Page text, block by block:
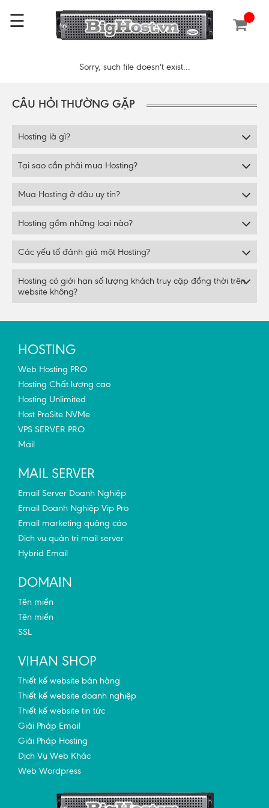
☰
Sorry, such file doesn't exist...
CÂU HỎI THƯỜNG GẶP
Hosting là gì?
Tại sao cần phải mua Hosting?
Mua Hosting ở đâu uy tín?
Hosting gồm những loại nào?
Các yếu tố đánh giá một Hosting?
Hosting có giới hạn số lượng khách truy cập đồng thời trên
website không?
HOSTING
Web Hosting PRO
Hosting Chất lượng cao
Hosting Unlimited
Host ProSite NVMe
VPS SERVER PRO
Mail
MAIL SERVER
Email Server Doanh Nghiệp
Email Doanh Nghiệp Vip Pro
Email marketing quảng cáo
Dịch vụ quản trị mail server
Hybrid Email
DOMAIN
Tên miền
Tên miền
SSL
VIHAN SHOP
Thiết kế website bán hàng
Thiết kế website doanh nghiệp
Thiết kế website tin tức
Giải Pháp Email
Giải Pháp Hosting
Dịch Vụ Web Khác
Web Wordpress